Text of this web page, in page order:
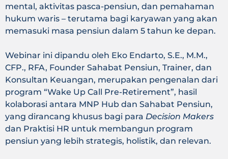
mental, aktivitas pasca-pensiun, dan pemahaman
hukum waris – terutama bagi karyawan yang akan
memasuki masa pensiun dalam 5 tahun ke depan.
Webinar ini dipandu oleh Eko Endarto, S.E., M.M.,
CFP., RFA, Founder Sahabat Pensiun, Trainer, dan
Konsultan Keuangan, merupakan pengenalan dari
program “Wake Up Call Pre-Retirement”, hasil
kolaborasi antara MNP Hub dan Sahabat Pensiun,
yang dirancang khusus bagi para Decision Makers
dan Praktisi HR untuk membangun program
pensiun yang lebih strategis, holistik, dan relevan.